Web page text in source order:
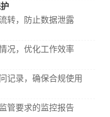
转，防止数据泄露
况，优化工作效率
记录，确保合规使用
管要求的监控报告